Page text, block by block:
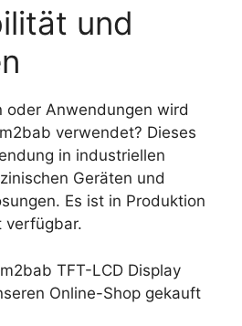
und
oder Anwendungen wird
verwendet? Dieses
in industriellen
Geräten und
Es ist in Produktion
verfügbar.
TFT-LCD Display
Online-Shop gekauft